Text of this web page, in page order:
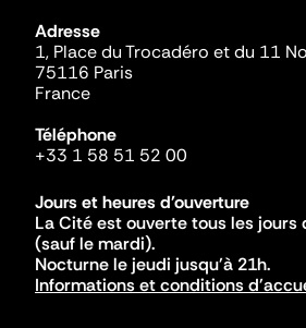
Adresse
1, Place du Trocadéro et du 11
75116 Paris
France
Téléphone
+33 1 58 51 52 00
Jours et heures d'ouverture
La Cité est ouverte tous les jours
(sauf le mardi).
Nocturne le jeudi jusqu'à 21h.
Informations et conditions